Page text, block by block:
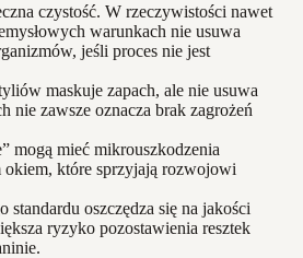
czystość. W rzeczywistości nawet
warunkach nie usuwa
jeśli proces nie jest
maskuje zapach, ale nie usuwa
nie zawsze oznacza brak zagrożeń
mogą mieć mikrouszkodzenia
okiem, które sprzyjają rozwojowi
standardu oszczędza się na jakości
ryzyko pozostawienia resztek